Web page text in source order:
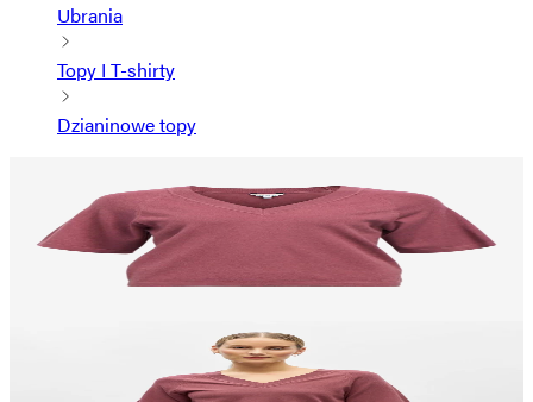
Ubrania
Topy I T-shirty
Dzianinowe topy